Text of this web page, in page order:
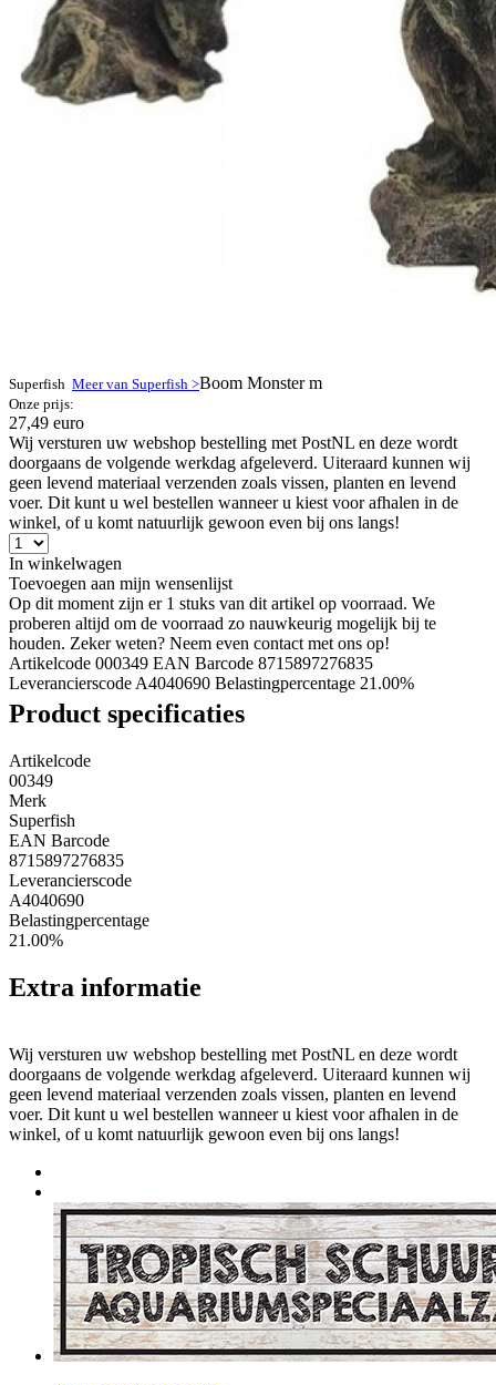
Superfish Meer van Superfish >Boom Monster m
Onze prijs:
27,49 euro
Wij versturen uw webshop bestelling met PostNL en deze wordt
doorgaans de volgende werkdag afgeleverd. Uiteraard kunnen wij
geen levend materiaal verzenden zoals vissen, planten en levend
voer. Dit kunt u wel bestellen wanneer u kiest voor afhalen in de
winkel, of u komt natuurlijk gewoon even bij ons langs!
In winkelwagen
Toevoegen aan mijn wensenlijst
Op dit moment zijn er 1 stuks van dit artikel op voorraad. We
proberen altijd om de voorraad zo nauwkeurig mogelijk bij te
houden. Zeker weten? Neem even contact met ons op!
Artikelcode 000349 EAN Barcode 8715897276835
Leverancierscode A4040690 Belastingpercentage 21.00%
Product specificaties
Artikelcode
00349
Merk
Superfish
EAN Barcode
8715897276835
Leverancierscode
A4040690
Belastingpercentage
21.00%
Extra informatie
Wij versturen uw webshop bestelling met PostNL en deze wordt
doorgaans de volgende werkdag afgeleverd. Uiteraard kunnen wij
geen levend materiaal verzenden zoals vissen, planten en levend
voer. Dit kunt u wel bestellen wanneer u kiest voor afhalen in de
winkel, of u komt natuurlijk gewoon even bij ons langs!